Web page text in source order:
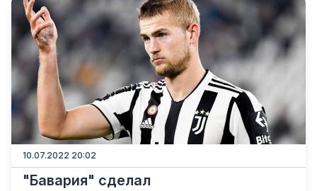
10.07.2022 20:02
"Бавария" сделал